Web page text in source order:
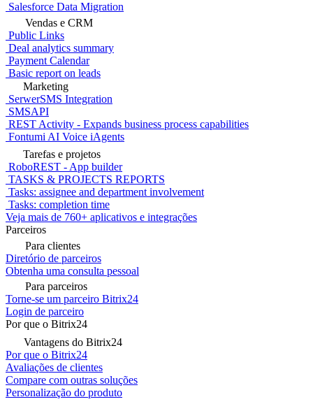
Salesforce Data Migration
Vendas e CRM
Public Links
Deal analytics summary
Payment Calendar
Basic report on leads
Marketing
SerwerSMS Integration
SMSAPI
REST Activity - Expands business process capabilities
Fontumi AI Voice iAgents
Tarefas e projetos
RoboREST - App builder
TASKS & PROJECTS REPORTS
Tasks: assignee and department involvement
Tasks: completion time
Veja mais de 760+ aplicativos e integrações
Parceiros
Para clientes
Diretório de parceiros
Obtenha uma consulta pessoal
Para parceiros
Torne-se um parceiro Bitrix24
Login de parceiro
Por que o Bitrix24
Vantagens do Bitrix24
Por que o Bitrix24
Avaliações de clientes
Compare com outras soluções
Personalização do produto